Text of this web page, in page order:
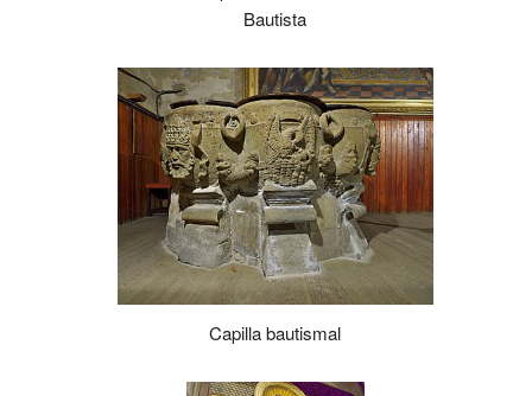
Bautista
Capilla bautismal